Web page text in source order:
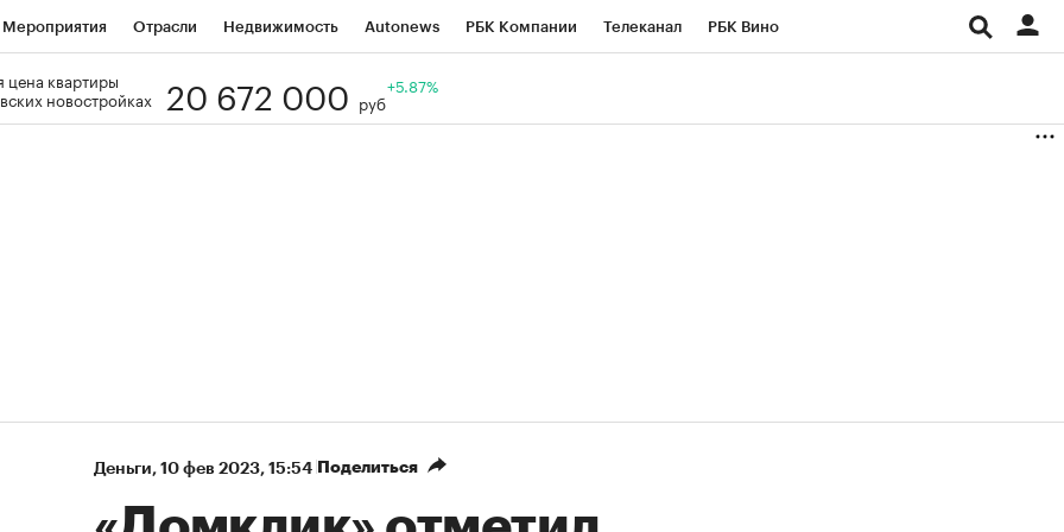
Мероприятия Отрасли Недвижимость Autonews РБК Компании Телеканал РБК Вино
Визионеры
цена квартиры
новостройках
20 672 000 руб
+5.87%
Деньги⁠, 10 фев 2023, 15:54 Поделиться